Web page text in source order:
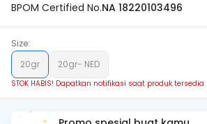
BPOM Certified No.NA 18220103496
Size:
20gr
20gr- NED
STOK HABIS! Dapatkan notifikasi saat produk tersedia